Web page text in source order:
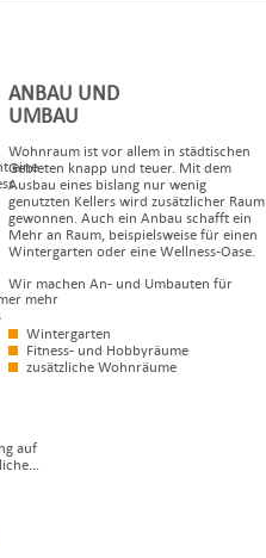
eine
mehr
auf
ANBAU UND
UMBAU
Wohnraum ist vor allem in städtischen
Gebieten knapp und teuer. Mit dem
Ausbau eines bislang nur wenig
genutzten Kellers wird zusätzlicher Raum
gewonnen. Auch ein Anbau schafft ein
Mehr an Raum, beispielsweise für einen
Wintergarten oder eine Wellness-Oase.
Wir machen An- und Umbauten für
Wintergarten
Fitness- und Hobbyräume
zusätzliche Wohnräume